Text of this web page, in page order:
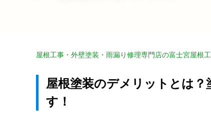
屋根工事・外壁塗装・雨漏り修理専門店の富士宮屋根
屋根塗装のデメリットとは
す！